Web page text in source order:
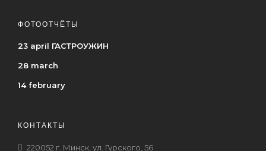
ФОТООТЧЁТЫ
23 april ГАСТРОУЖИН
28 march
14 february
КОНТАКТЫ
220052 г. Минск, ул. Гурского, 56